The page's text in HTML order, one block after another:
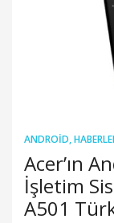
ANDROID,
Acer’ın
İşletim
A501